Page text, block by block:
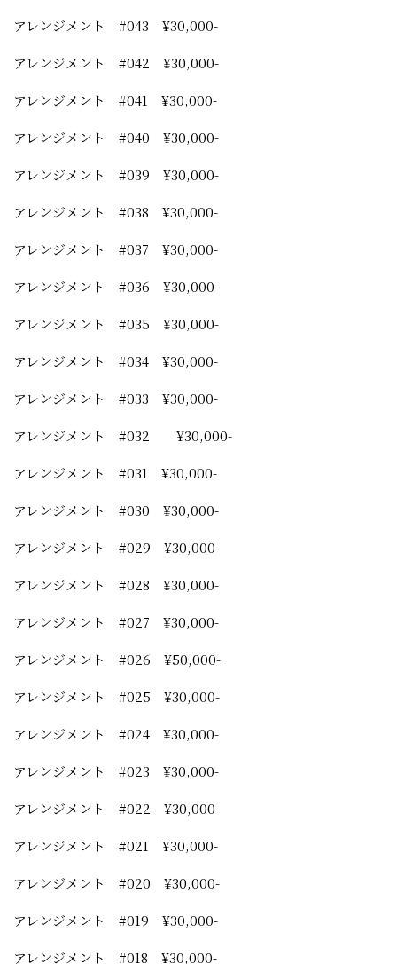
アレンジメント #043 ¥30,000-
アレンジメント #042 ¥30,000-
アレンジメント #041 ¥30,000-
アレンジメント #040 ¥30,000-
アレンジメント #039 ¥30,000-
アレンジメント #038 ¥30,000-
アレンジメント #037 ¥30,000-
アレンジメント #036 ¥30,000-
アレンジメント #035 ¥30,000-
アレンジメント #034 ¥30,000-
アレンジメント #033 ¥30,000-
アレンジメント #032 ¥30,000-
アレンジメント #031 ¥30,000-
アレンジメント #030 ¥30,000-
アレンジメント #029 ¥30,000-
アレンジメント #028 ¥30,000-
アレンジメント #027 ¥30,000-
アレンジメント #026 ¥50,000-
アレンジメント #025 ¥30,000-
アレンジメント #024 ¥30,000-
アレンジメント #023 ¥30,000-
アレンジメント #022 ¥30,000-
アレンジメント #021 ¥30,000-
アレンジメント #020 ¥30,000-
アレンジメント #019 ¥30,000-
アレンジメント #018 ¥30,000-